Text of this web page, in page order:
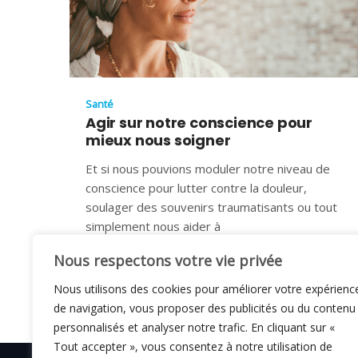
Nous respectons votre vie privée
Nous utilisons des cookies pour améliorer votre
de navigation, vous proposer des publicités ou du contenu
personnalisés et analyser notre trafic. En cliquant sur «
Tout accepter », vous consentez à notre utilisation de
Santé
Agir sur notre conscience pour
mieux nous soigner
Et si nous pouvions moduler notre niveau de
conscience pour lutter contre la douleur,
soulager des souvenirs traumatisants ou tout
simplement nous aider à
1 JUILLET 2024